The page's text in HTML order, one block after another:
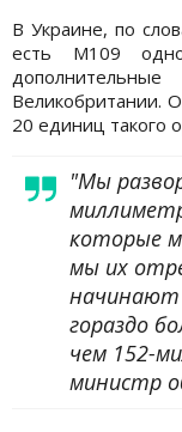
В Украине, по
есть М109
Великобритании.
20 единиц такого
"Мы
которые
мы их
гораздо
чем 152-
министр